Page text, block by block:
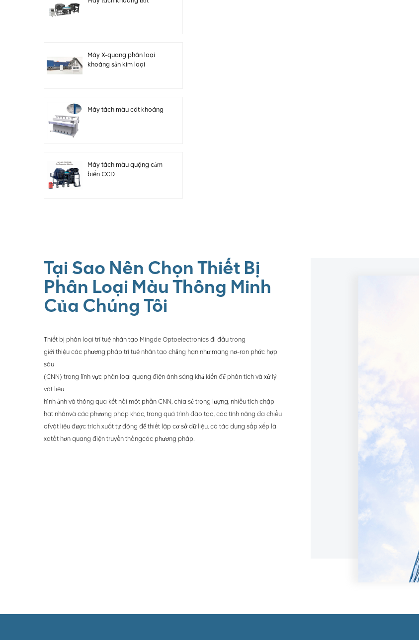
Máy X-quang phân loại
khoáng sản kim loại
Máy tách màu cát khoáng
Máy tách màu quặng cảm
biến CCD
Tại Sao Nên Chọn Thiết Bị
Phân Loại Màu Thông Minh
Của Chúng Tôi
Thiết bị phân loại trí tuệ nhân tạo Mingde Optoelectronics đi đầu trong
giới thiệu các phương pháp trí tuệ nhân tạo chẳng hạn như mạng nơ-ron phức hợp
sâu
(CNN) trong lĩnh vực phân loại quang điện ánh sáng khả kiến để phân tích và xử lý
vật liệu
hình ảnh và thông qua kết nối một phần CNN, chia sẻ trọng lượng, nhiều tích chập
hạt nhânvà các phương pháp khác, trong quá trình đào tạo, các tính năng đa chiều
ofvật liệu được trích xuất tự động để thiết lập cơ sở dữ liệu, có tác dụng sắp xếp là
xatốt hơn quang điện truyền thốngcác phương pháp.